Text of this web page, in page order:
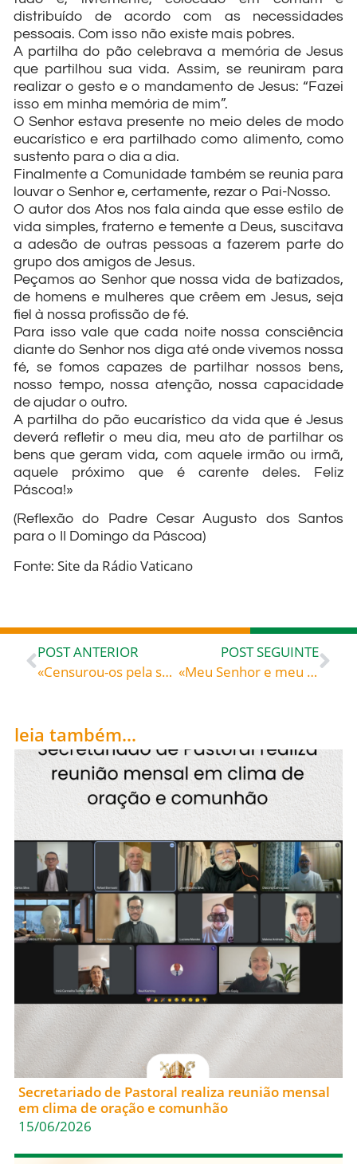
distribuído de acordo com as necessidades
pessoais. Com isso não existe mais pobres.
A partilha do pão celebrava a memória de Jesus
que partilhou sua vida. Assim, se reuniram para
realizar o gesto e o mandamento de Jesus: “Fazei
isso em minha memória de mim”.
O Senhor estava presente no meio deles de modo
eucarístico e era partilhado como alimento, como
sustento para o dia a dia.
Finalmente a Comunidade também se reunia para
louvar o Senhor e, certamente, rezar o Pai-Nosso.
O autor dos Atos nos fala ainda que esse estilo de
vida simples, fraterno e temente a Deus, suscitava
a adesão de outras pessoas a fazerem parte do
grupo dos amigos de Jesus.
Peçamos ao Senhor que nossa vida de batizados,
de homens e mulheres que crêem em Jesus, seja
fiel à nossa profissão de fé.
Para isso vale que cada noite nossa consciência
diante do Senhor nos diga até onde vivemos nossa
fé, se fomos capazes de partilhar nossos bens,
nosso tempo, nossa atenção, nossa capacidade
de ajudar o outro.
A partilha do pão eucarístico da vida que é Jesus
deverá refletir o meu dia, meu ato de partilhar os
bens que geram vida, com aquele irmão ou irmã,
aquele próximo que é carente deles. Feliz
Páscoa!»
(Reflexão do Padre Cesar Augusto dos Santos
para o II Domingo da Páscoa)
Fonte: Site da Rádio Vaticano
POST ANTERIOR
«Censurou-os pela sua incredulidade.» – São João da Cruz (1542-1591), carmelita descalço, doutor da Igreja
POST SEGUINTE
«Meu Senhor e meu Deus!» – São Tomás de Vilanova (c. 1487-1555), eremita de Santo Agostinho, bispo
leia também...
Secretariado de Pastoral realiza reunião mensal
em clima de oração e comunhão
15/06/2026